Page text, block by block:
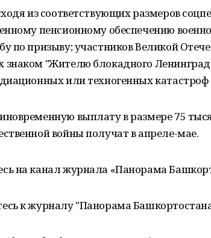
из соответствующих размеров
пенсионному обеспечению
по призыву; участников Великой
знаком "Жителю блокадного
или техногенных катастроф
выплату в размере 75
войны получат в апреле-мае.
на канал журнала «Панорама
к журналу "Панорама